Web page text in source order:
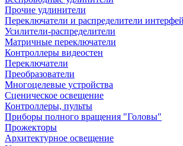
Прочие удлинители
Переключатели и распределители
Усилители-распределители
Матричные переключатели
Контроллеры видеостен
Переключатели
Преобразователи
Многоцелевые устройства
Сценическое освещение
Контроллеры, пульты
Приборы полного вращения "Головы"
Прожекторы
Архитектурное освещение